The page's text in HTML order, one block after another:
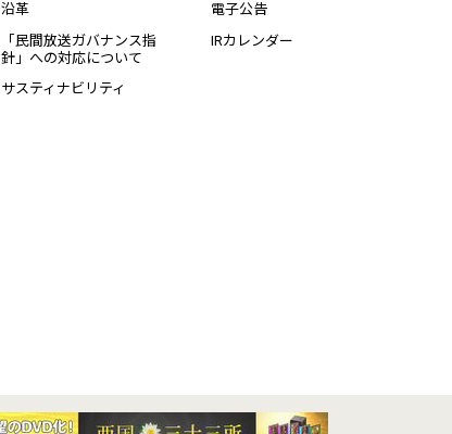
沿革
「民間放送ガバナンス指
針」への対応について
サスティナビリティ
電子公告
IRカレンダー